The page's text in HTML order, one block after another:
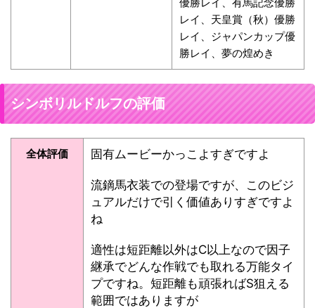
レイ、天皇賞（秋）優勝
レイ、ジャパンカップ優
勝レイ、夢の煌めき
シンボリルドルフの評価
全体評価 固有ムービーかっこよすぎですよ
流鏑馬衣装での登場ですが、このビジ
ュアルだけで引く価値ありすぎですよ
ね
適性は短距離以外はC以上なので因子
継承でどんな作戦でも取れる万能タイ
プですね。短距離も頑張ればS狙える
範囲ではありますが